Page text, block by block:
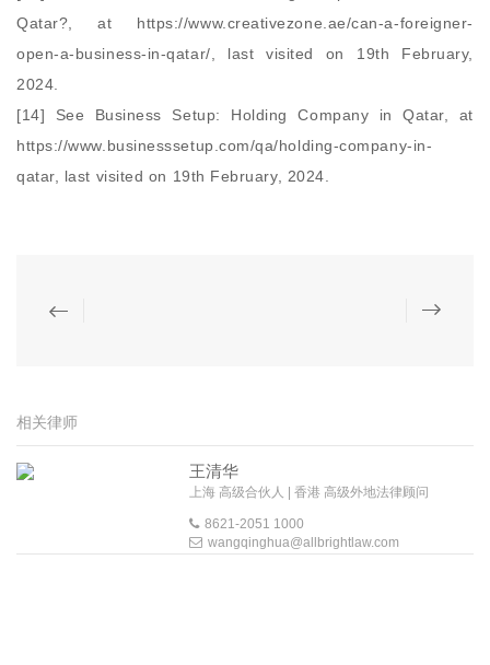
Qatar?, at https://www.creativezone.ae/can-a-foreigner-
open-a-business-in-qatar/, last visited on 19th February,
2024.
[14] See Business Setup: Holding Company in Qatar, at
https://www.businesssetup.com/qa/holding-company-in-
qatar, last visited on 19th February, 2024.
相关律师
王清华
上海 高级合伙人 | 香港 高级外地法律顾问
8621-2051 1000
wangqinghua@allbrightlaw.com